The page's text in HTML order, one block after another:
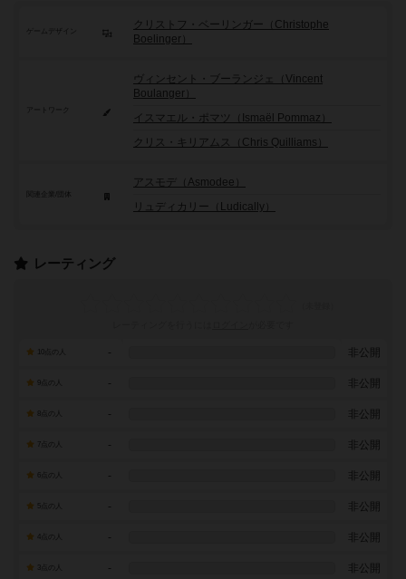
ゲームデザイン
クリストフ・ベーリンガー（Christophe
Boelinger）
アートワーク
ヴィンセント・ブーランジェ（Vincent
Boulanger）
イスマエル・ポマツ（Ismaël Pommaz）
クリス・キリアムス（Chris Quilliams）
アスモデ（Asmodee）
リュディカリー（Ludically）
レーティング
- 非公開
- 非公開
- 非公開
7点の人 - 非公開
- 非公開
- 非公開
- 非公開
- 非公開